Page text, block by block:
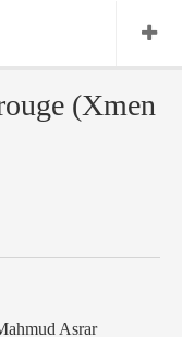
(Xmen
Asrar